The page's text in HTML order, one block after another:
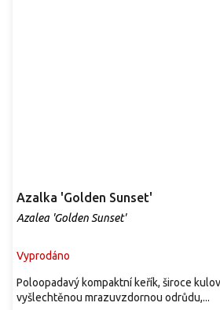
Azalka 'Golden Sunset'
Azalea 'Golden Sunset'
Vyprodáno
Poloopadavý kompaktní keřík, široce
vyšlechtěnou mrazuvzdornou odrůdu,...